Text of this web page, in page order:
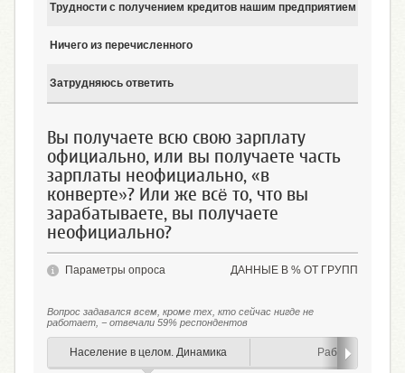
Трудности с получением кредитов нашим предприятием
Ничего из перечисленного
Затрудняюсь ответить
Вы получаете всю свою зарплату
официально, или вы получаете часть
зарплаты неофициально, «в
конверте»? Или же всё то, что вы
зарабатываете, вы получаете
неофициально?
ДАННЫЕ В % ОТ ГРУПП
Параметры опроса
Вопрос задавался всем, кроме тех, кто сейчас нигде не
работает, − отвечали 59% респондентов
Население в целом. Динамика Работающие